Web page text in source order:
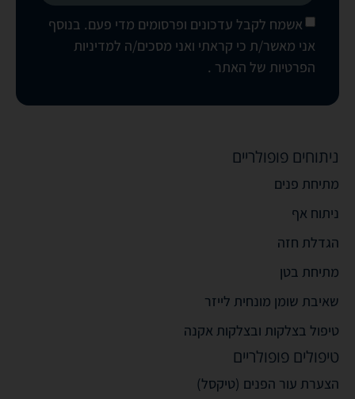
אשמח לקבל עדכונים ופרסומים מדי פעם. בנוסף
אני מאשר/ת כי קראתי ואני מסכים/ה למדיניות
הפרטיות של האתר .
ניתוחים פופולריים
מתיחת פנים
ניתוח אף
הגדלת חזה
מתיחת בטן
שאיבת שומן מונחית לייזר
טיפול בצלקות ובצלקות אקנה
טיפולים פופולריים
הצערת עור הפנים (טיקסל)